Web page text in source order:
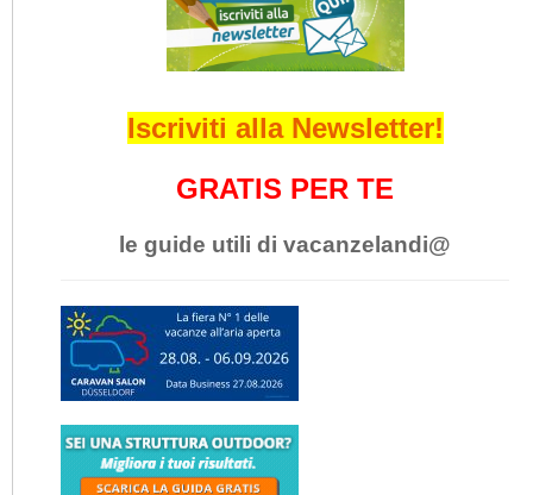
Iscriviti alla Newsletter!
GRATIS PER TE
le guide utili di vacanzelandi@